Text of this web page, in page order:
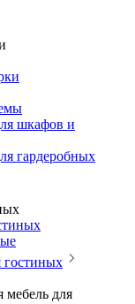
шкафов и
гардеробных
гостиных
мебель для